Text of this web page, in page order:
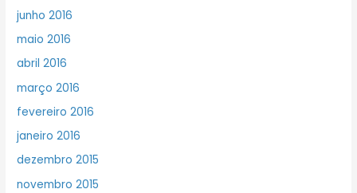
junho 2016
maio 2016
abril 2016
março 2016
fevereiro 2016
janeiro 2016
dezembro 2015
novembro 2015